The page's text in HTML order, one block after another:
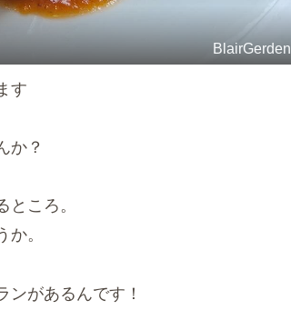
BlairGerden
す
か？
ころ。
。
があるんです！